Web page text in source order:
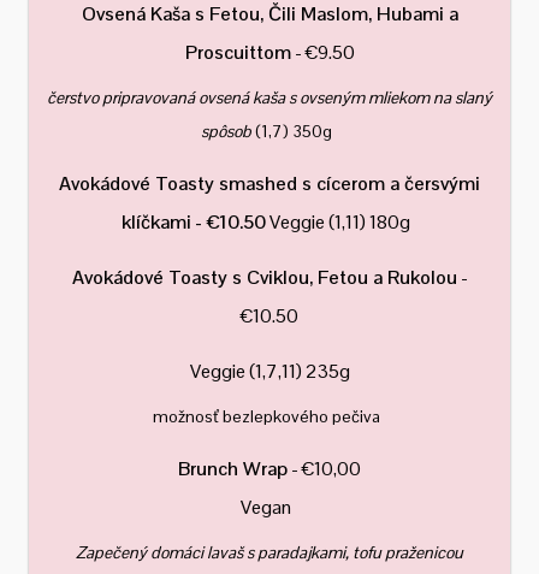
Ovsená Kaša s Fetou, Čili Maslom, Hubami a
Proscuittom- €9.50
čerstvo pripravovaná ovsená kaša s ovseným mliekom na slaný
spôsob(1,7) 350g
Avokádové Toasty smashed s cícerom a čersvými
klíčkami - €10.50Veggie (1,11) 180g
Avokádové Toasty s Cviklou, Fetou a Rukolou -
€10.50
Veggie (1,7,11) 235g
možnosť bezlepkového pečiva
Brunch Wrap- €10,00
Vegan
Zapečený domáci lavaš s paradajkami, tofu praženicou